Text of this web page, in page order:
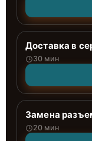
Доставка в
30 мин
Замена
20 мин